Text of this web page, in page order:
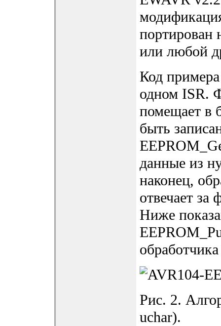
портирован
или любой
Код
одном ISR.
помещает в
быть
данные из
наконец,
отвечает за
Ниже
Рис. 2.
uchar).